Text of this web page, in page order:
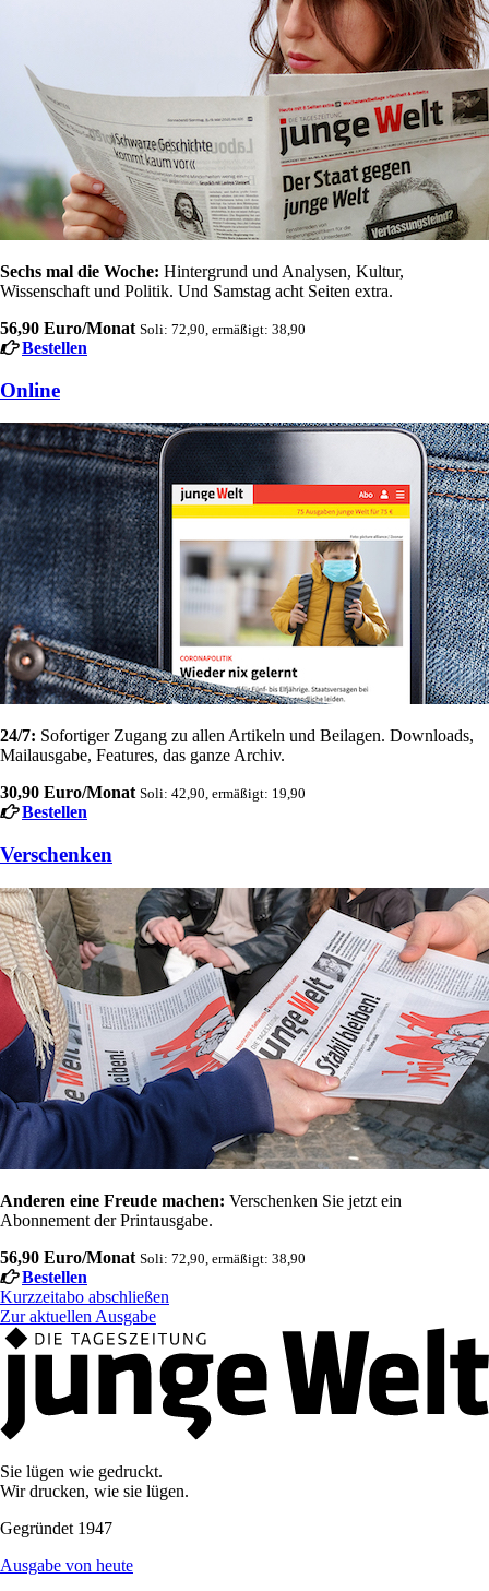
Sechs mal die Woche: Hintergrund und Analysen, Kultur,
Wissenschaft und Politik. Und Samstag acht Seiten extra.
56,90 Euro/Monat Soli: 72,90, ermäßigt: 38,90
Bestellen
Online
24/7: Sofortiger Zugang zu allen Artikeln und Beilagen. Downloads,
Mailausgabe, Features, das ganze Archiv.
30,90 Euro/Monat Soli: 42,90, ermäßigt: 19,90
Bestellen
Verschenken
Anderen eine Freude machen: Verschenken Sie jetzt ein
Abonnement der Printausgabe.
56,90 Euro/Monat Soli: 72,90, ermäßigt: 38,90
Bestellen
Kurzzeitabo abschließen
Zur aktuellen Ausgabe
Sie lügen wie gedruckt.
Wir drucken, wie sie lügen.
Gegründet 1947
Ausgabe von heute